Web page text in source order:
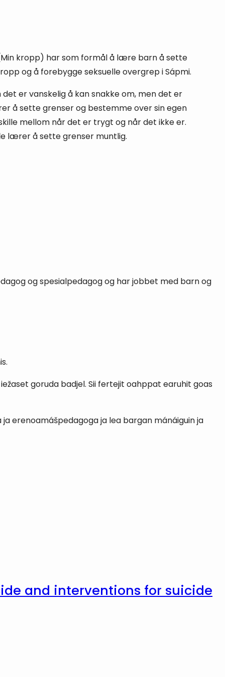
kropp) har som formål å lære barn å sette
og å forebygge seksuelle overgrep i Sápmi.
er vanskelig å kan snakke om, men det er
å sette grenser og bestemme over sin egen
mellom når det er trygt og når det ikke er.
lærer å sette grenser muntlig.
og spesialpedagog og har jobbet med barn og
goruda badjel. Sii fertejit oahppat earuhit goas
erenoamášpedagoga ja lea bargan mánáiguin ja
and interventions for suicide